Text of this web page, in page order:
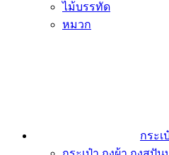
ไม้บรรทัด
หมวก
กระ